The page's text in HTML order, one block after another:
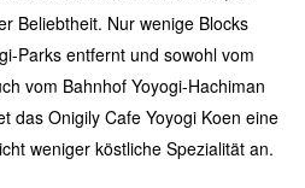
Beliebtheit. Nur wenige Blocks
Parks entfernt und sowohl vom
vom Bahnhof Yoyogi-Hachiman
das Onigily Cafe Yoyogi Koen eine
weniger köstliche Spezialität an.